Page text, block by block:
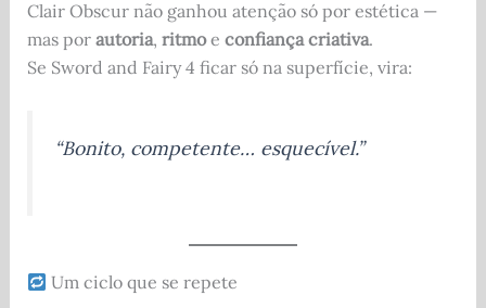
Clair Obscur não ganhou atenção só por estética —
mas por autoria, ritmoe confiança criativa.
Se Sword and Fairy 4 ficar só na superfície, vira:
“Bonito, competente… esquecível.”
Um ciclo que se repete